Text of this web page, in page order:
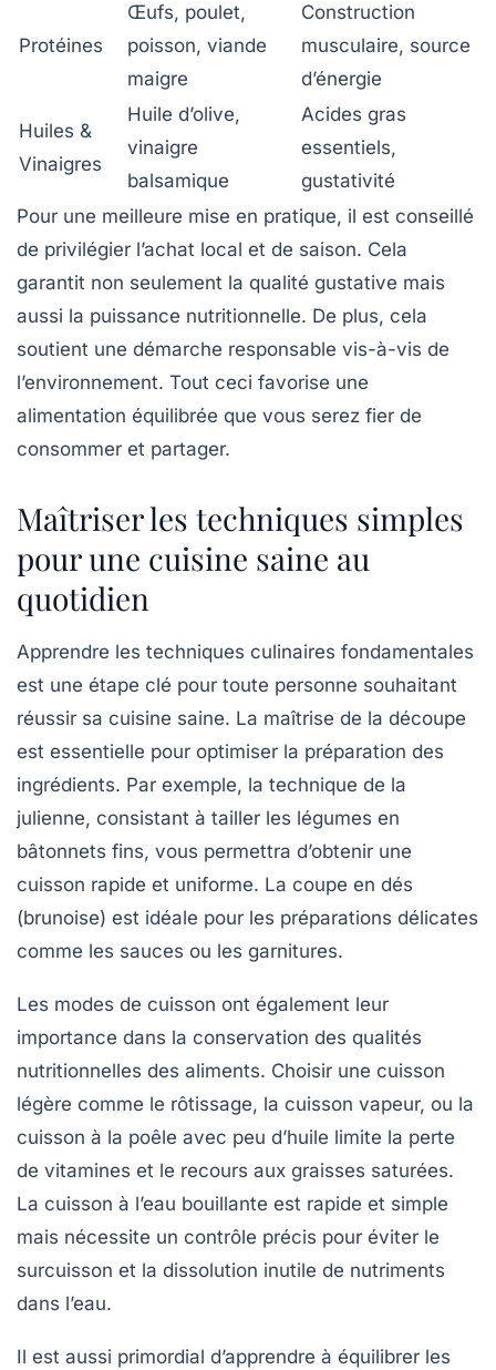
Protéines
Œufs, poulet,
poisson, viande
maigre
Construction
musculaire, source
d’énergie
Huiles &
Vinaigres
Huile d’olive,
vinaigre
balsamique
Acides gras
essentiels,
gustativité
Pour une meilleure mise en pratique, il est conseillé
de privilégier l’achat local et de saison. Cela
garantit non seulement la qualité gustative mais
aussi la puissance nutritionnelle. De plus, cela
soutient une démarche responsable vis-à-vis de
l’environnement. Tout ceci favorise une
alimentation équilibrée que vous serez fier de
consommer et partager.
Maîtriser les techniques simples
pour une cuisine saine au
quotidien
Apprendre les techniques culinaires fondamentales
est une étape clé pour toute personne souhaitant
réussir sa cuisine saine. La maîtrise de la découpe
est essentielle pour optimiser la préparation des
ingrédients. Par exemple, la technique de la
julienne, consistant à tailler les légumes en
bâtonnets fins, vous permettra d’obtenir une
cuisson rapide et uniforme. La coupe en dés
(brunoise) est idéale pour les préparations délicates
comme les sauces ou les garnitures.
Les modes de cuisson ont également leur
importance dans la conservation des qualités
nutritionnelles des aliments. Choisir une cuisson
légère comme le rôtissage, la cuisson vapeur, ou la
cuisson à la poêle avec peu d’huile limite la perte
de vitamines et le recours aux graisses saturées.
La cuisson à l’eau bouillante est rapide et simple
mais nécessite un contrôle précis pour éviter le
surcuisson et la dissolution inutile de nutriments
dans l’eau.
Il est aussi primordial d’apprendre à équilibrer les